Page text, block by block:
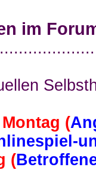
im
Montag (
(